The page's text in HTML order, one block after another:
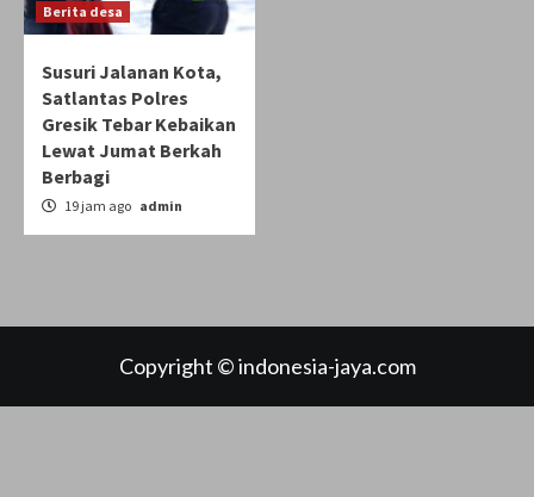
Berita desa
Susuri Jalanan Kota,
Satlantas Polres
Gresik Tebar Kebaikan
Lewat Jumat Berkah
Berbagi
19 jam ago admin
Copyright © indonesia-jaya.com